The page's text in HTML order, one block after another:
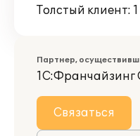
Толстый клиент: 1
Партнер,
Связаться